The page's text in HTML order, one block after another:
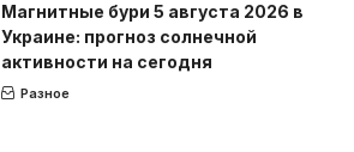
Магнитные бури 5 августа 2026 в
Украине: прогноз солнечной
активности на сегодня
Разное